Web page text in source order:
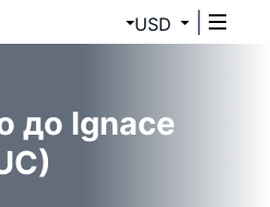
USD
до Ignace